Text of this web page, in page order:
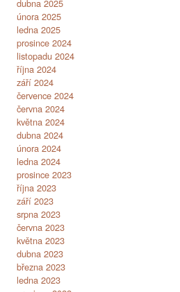
dubna 2025
února 2025
ledna 2025
prosince 2024
listopadu 2024
října 2024
září 2024
července 2024
června 2024
května 2024
dubna 2024
února 2024
ledna 2024
prosince 2023
října 2023
září 2023
srpna 2023
června 2023
května 2023
dubna 2023
března 2023
ledna 2023